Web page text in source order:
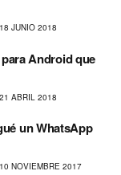
18 JUNIO 2018
Android que
21 ABRIL 2018
un WhatsApp
10 NOVIEMBRE 2017